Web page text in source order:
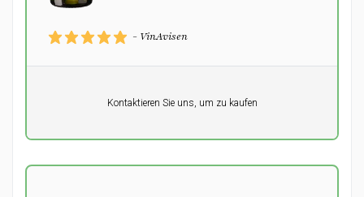
- VinAvisen
Kontaktieren Sie uns, um zu kaufen